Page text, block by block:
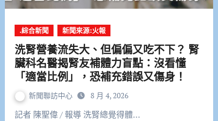
.綜合新聞 新聞來源:火報
洗腎營養流失大、但偏偏又吃不下？ 腎
臟科名醫揭腎友補體力盲點：沒看懂
「適當比例」，恐補充錯誤又傷身！
新聞聯訪中心 8 月 4, 2026
記者 陳聖偉 / 報導 洗腎總覺得體…